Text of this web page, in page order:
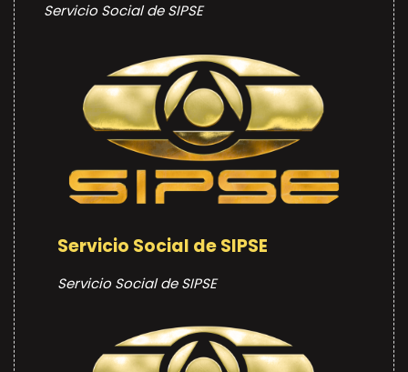
Servicio Social de SIPSE
Servicio Social de SIPSE
Servicio Social de SIPSE